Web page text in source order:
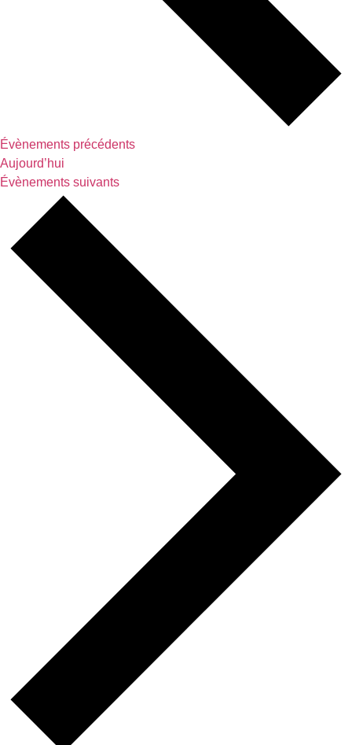
Évènements précédents
Aujourd’hui
Évènements suivants